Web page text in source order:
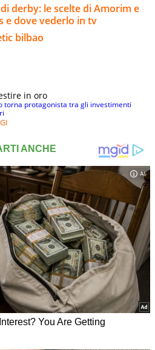
derby: le scelte di Amorim e
e dove vederlo in tv
bilbao
in oro
torna protagonista tra gli investimenti